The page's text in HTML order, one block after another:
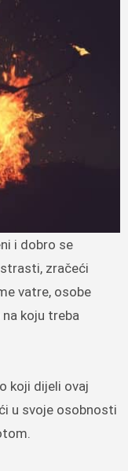
zračeći
vatre, osobe
koju treba
koji dijeli ovaj
u svoje osobnosti